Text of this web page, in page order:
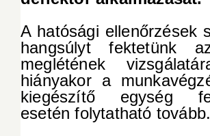
A hatósági ellenőrzések
hangsúlyt fektetünk
meglétének
hiányakor a
kiegészítő egység
esetén folytatható tovább.